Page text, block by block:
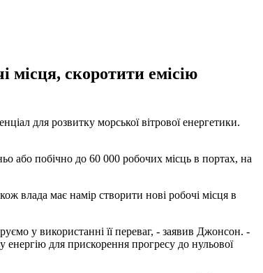
місця, скоротити емісію
для розвитку морської вітрової енергетики.
або побічно до 60 000 робочих місць в портах, на
влада має намір створити нові робочі місця в
у використанні її переваг, - заявив Джонсон. -
для прискорення прогресу до нульової